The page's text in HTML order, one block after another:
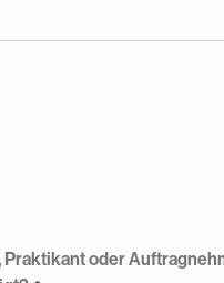
oder